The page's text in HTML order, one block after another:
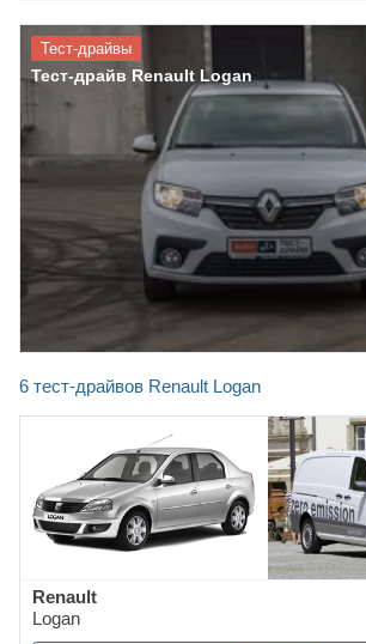
6 тест-драйвов Renault Logan
Тест-драйвы
Тест-драйв Renault Logan
Renault
Logan